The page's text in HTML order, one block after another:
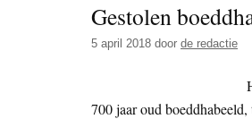
Gestolen
5 april 2018 door de redactie
700 jaar oud